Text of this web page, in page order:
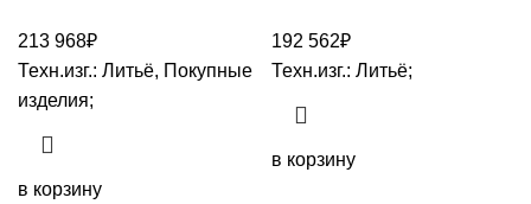
213 968₽
Техн.изг.: Литьё, Покупные
изделия;
в корзину
192 562₽
Техн.изг.: Литьё;
в корзину